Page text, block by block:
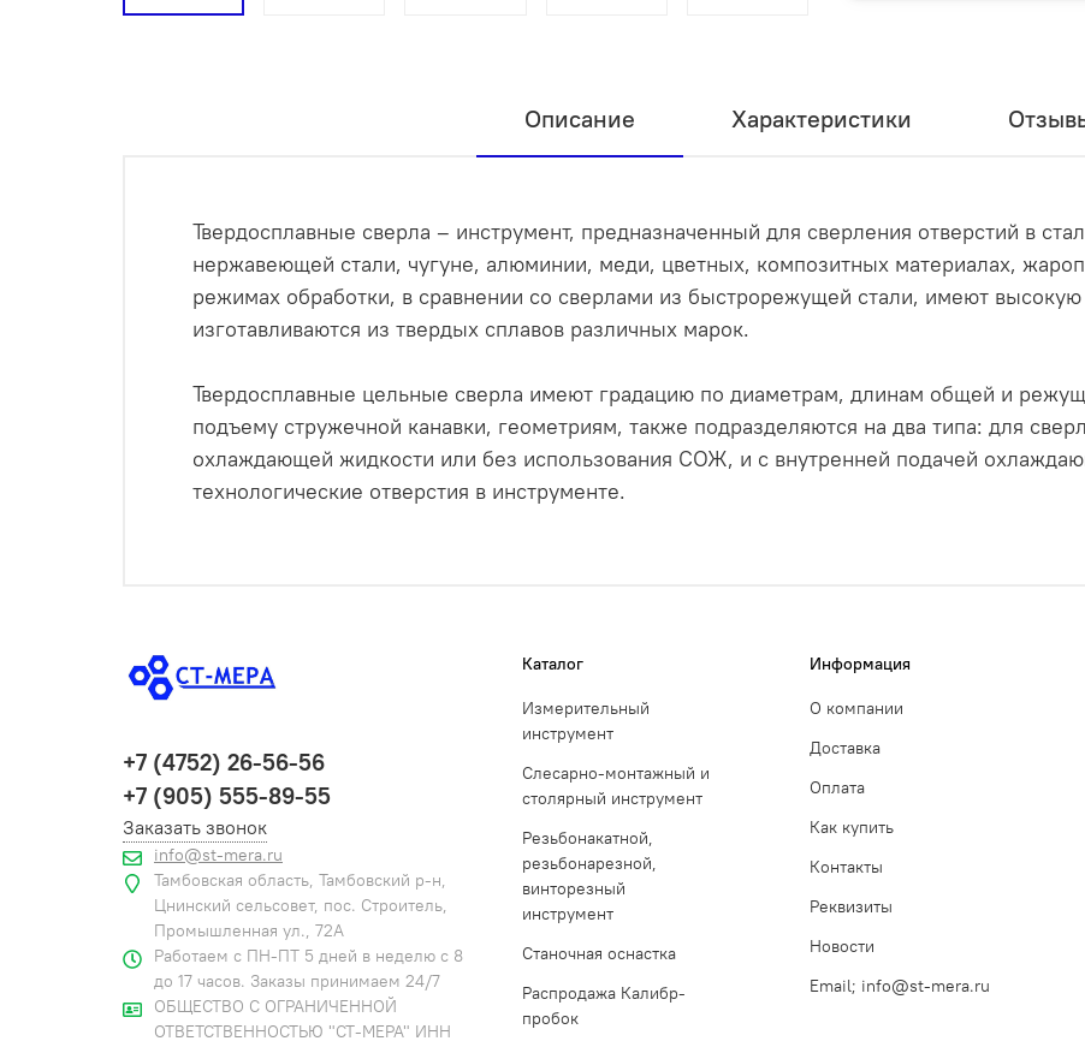
Описание Характеристики
Твердосплавные сверла – инструмент, предназначенный для сверления отверстий в
нержавеющей стали, чугуне, алюминии, меди, цветных, композитных материалах,
режимах обработки, в сравнении со сверлами из быстрорежущей стали, имеют высокую
изготавливаются из твердых сплавов различных марок.
Твердосплавные цельные сверла имеют градацию по диаметрам, длинам общей и
подъему стружечной канавки, геометриям, также подразделяются на два типа: для
охлаждающей жидкости или без использования СОЖ, и с внутренней подачей
технологические отверстия в инструменте.
Каталог
Измерительный
инструмент
Слесарно-монтажный и
столярный инструмент
Резьбонакатной,
резьбонарезной,
винторезный
инструмент
Станочная оснастка
Распродажа Калибр-
пробок
Информация
О компании
Доставка
Оплата
Как купить
Контакты
Реквизиты
Новости
Email; info@st-mera.ru
+7 (4752) 26-56-56
+7 (905) 555-89-55
Заказать звонок
info@st-mera.ru
Тамбовская область, Тамбовский р-н,
Цнинский сельсовет, пос. Строитель,
Промышленная ул., 72А
Работаем с ПН-ПТ 5 дней в неделю с 8
до 17 часов. Заказы принимаем 24/7
ОБЩЕСТВО С ОГРАНИЧЕННОЙ
ОТВЕТСТВЕННОСТЬЮ "СТ-МЕРА" ИНН